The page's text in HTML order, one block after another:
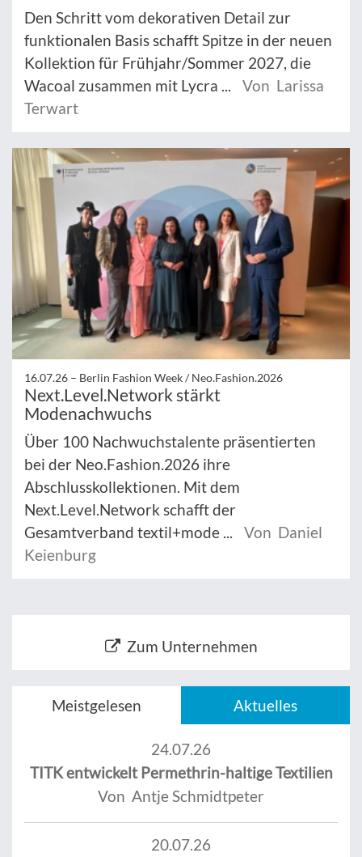
Den Schritt vom dekorativen Detail zur
funktionalen Basis schafft Spitze in der neuen
Kollektion für Frühjahr/Sommer 2027, die
Wacoal zusammen mit Lycra ...
Von Larissa
Terwart
16.07.26 – Berlin Fashion Week / Neo.Fashion.2026
Next.Level.Network stärkt
Modenachwuchs
Über 100 Nachwuchstalente präsentierten
bei der Neo.Fashion.2026 ihre
Abschlusskollektionen. Mit dem
Next.Level.Network schafft der
Gesamtverband textil+mode ...
Von Daniel
Keienburg
Zum Unternehmen
Meistgelesen Aktuelles
24.07.26
TITK entwickelt Permethrin-haltige Textilien
Von Antje Schmidtpeter
20.07.26